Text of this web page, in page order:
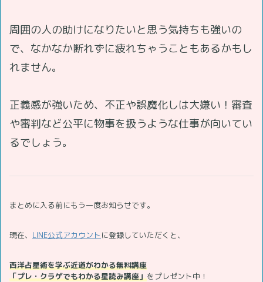
周囲の人の助けになりたいと思う気持ちも強いの
で、なかなか断れずに疲れちゃうこともあるかもし
れません。
正義感が強いため、不正や誤魔化しは大嫌い！審査
や審判など公平に物事を扱うような仕事が向いてい
るでしょう。
まとめに入る前にもう一度お知らせです。
現在、 LINE公式アカウント に登録していただくと、
西洋占星術を学ぶ近道がわかる無料講座
「プレ・クラゲでもわかる星読み講座」をプレゼント中！